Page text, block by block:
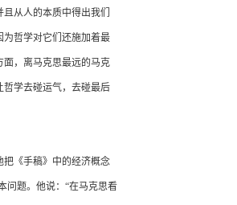
从人的本质中得出我们
哲学对它们还施加着最
，离马克思最远的马克
学去碰运气，去碰最后
《手稿》中的经济概念
问题。他说：“在马克思看